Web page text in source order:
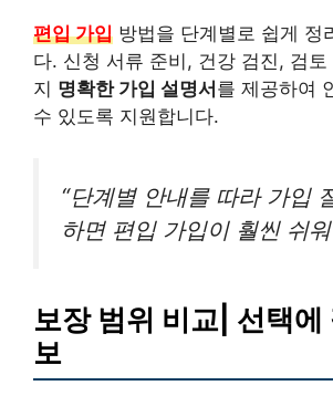
편입 가입 방법을 단계별로 쉽게 정
다. 신청 서류 준비, 건강 검진, 검
지 명확한 가입 설명서를 제공하여
수 있도록 지원합니다.
“단계별 안내를 따라 가입
하면 편입 가입이 훨씬 쉬
보장 범위 비교| 선택에
보